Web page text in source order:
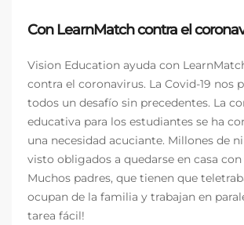
Con LearnMatch contra el
Vision Education ayuda con
contra el coronavirus. La Covid-19 nos
todos un desafío sin precedentes. La
educativa para los estudiantes se ha
una necesidad acuciante. Millones de
visto obligados a quedarse en casa
Muchos padres, que tienen que
ocupan de la familia y trabajan en
tarea fácil!